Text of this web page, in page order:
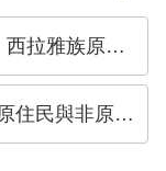
原住民身分案
生子女之原住民身分案